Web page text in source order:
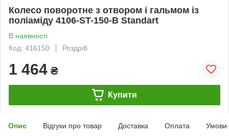
Колесо поворотне з отвором і гальмом із
поліаміду 4106-ST-150-B Standart
В наявності
Код: 416150
Роздріб
1 464 ₴
Купити
Опис Відгуки про товар Доставка Оплата Умови